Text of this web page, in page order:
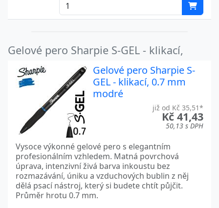
Gelové pero Sharpie S-GEL - klikací,
Gelové pero Sharpie S-
GEL - klikací, 0.7 mm
modré
již od Kč 35,51*
Kč 41,43
50,13 s DPH
Vysoce výkonné gelové pero s elegantním
profesionálním vzhledem. Matná povrchová
úprava, intenzivní živá barva inkoustu bez
rozmazávání, úniku a vzduchových bublin z něj
dělá psací nástroj, který si budete chtít půjčit.
Průměr hrotu 0.7 mm.